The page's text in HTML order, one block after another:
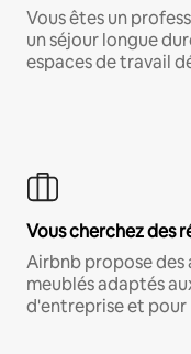
Vous êtes un
un séjour longue
espaces de travail
Vous cherchez des
Airbnb propose
meublés adaptés
d'entreprise et